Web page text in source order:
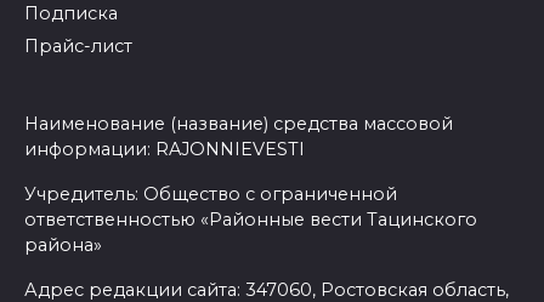
Подписка
Прайс-лист
Наименование (название) средства массовой
информации: RAJONNIEVESTI
Учредитель: Общество с ограниченной
ответственностью «Районные вести Тацинского
района»
Адрес редакции сайта: 347060, Ростовская область,